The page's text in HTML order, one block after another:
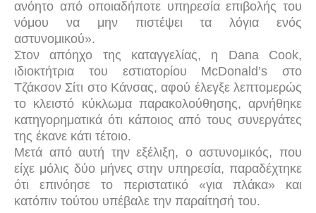
ανόητο από οποιαδήποτε υπηρεσία επιβολής του
νόμου να μην πιστέψει τα λόγια ενός
αστυνομικού».
Στον απόηχο της καταγγελίας, η Dana Cook,
ιδιοκτήτρια του εστιατορίου McDonald’s στο
Τζάκσον Σίτι στο Κάνσας, αφού έλεγξε λεπτομερώς
το κλειστό κύκλωμα παρακολούθησης, αρνήθηκε
κατηγορηματικά ότι κάποιος από τους συνεργάτες
της έκανε κάτι τέτοιο.
Μετά από αυτή την εξέλιξη, ο αστυνομικός, που
είχε μόλις δύο μήνες στην υπηρεσία, παραδέχτηκε
ότι επινόησε το περιστατικό «για πλάκα» και
κατόπιν τούτου υπέβαλε την παραίτησή του.